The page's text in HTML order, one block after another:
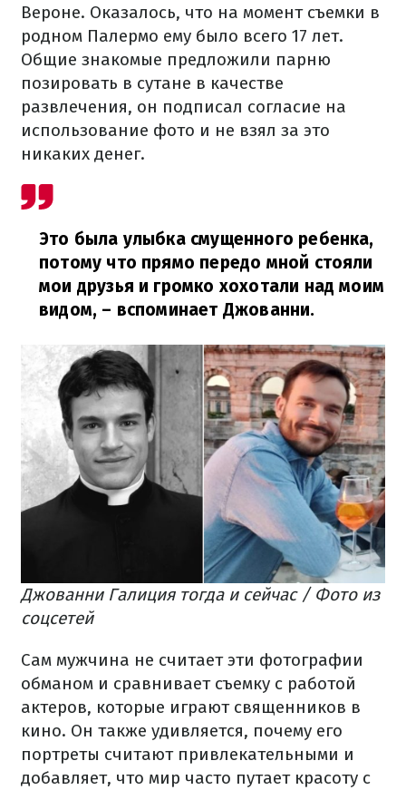
Вероне. Оказалось, что на момент съемки в
родном Палермо ему было всего 17 лет.
Общие знакомые предложили парню
позировать в сутане в качестве
развлечения, он подписал согласие на
использование фото и не взял за это
никаких денег.
Это была улыбка смущенного ребенка,
потому что прямо передо мной стояли
мои друзья и громко хохотали над моим
видом, – вспоминает Джованни.
Джованни Галиция тогда и сейчас / Фото из
соцсетей
Сам мужчина не считает эти фотографии
обманом и сравнивает съемку с работой
актеров, которые играют священников в
кино. Он также удивляется, почему его
портреты считают привлекательными и
добавляет, что мир часто путает красоту с